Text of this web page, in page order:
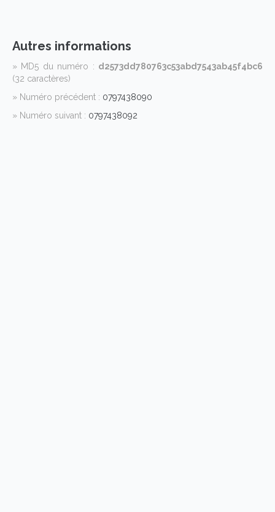
Autres informations
» MD5 du numéro : d2573dd780763c53abd7543ab45f4bc6
(32 caractères)
» Numéro précédent : 0797438090
» Numéro suivant : 0797438092